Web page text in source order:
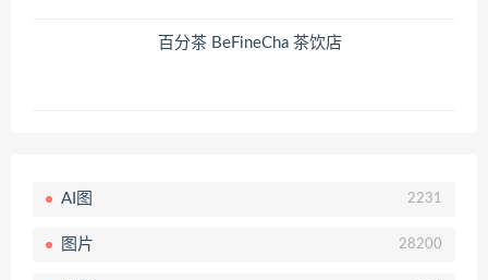
百分茶 BeFineCha 茶饮店
AI图 2231
图片 28200